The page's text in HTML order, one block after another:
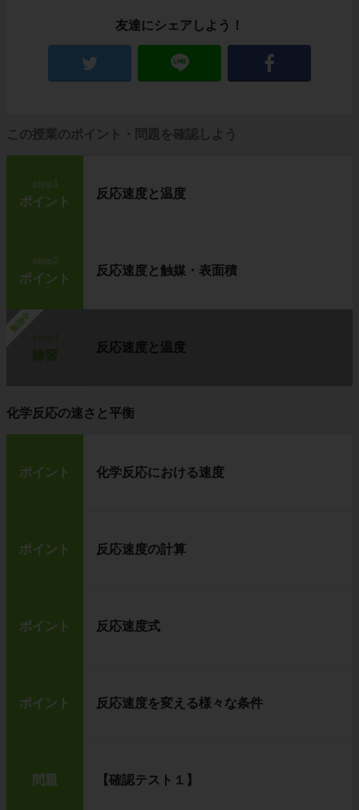
友達にシェアしよう！
この授業のポイント・問題を確認しよう
step1
ポイント
反応速度と温度
step2
ポイント
反応速度と触媒・表面積
勉強中
反応速度と温度
化学反応の速さと平衡
ポイント 化学反応における速度
ポイント 反応速度の計算
ポイント 反応速度式
ポイント 反応速度を変える様々な条件
問題 【確認テスト１】